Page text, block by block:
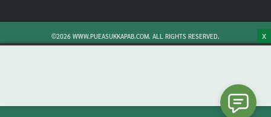
ขนาด HA สำหรับผู้ชาย พร้อมเปรียบเทียบข้อดี-ข้อจำกัด
©2026 WWW.PUEASUKKAPAB.COM. ALL RIGHTS RESERVED. X